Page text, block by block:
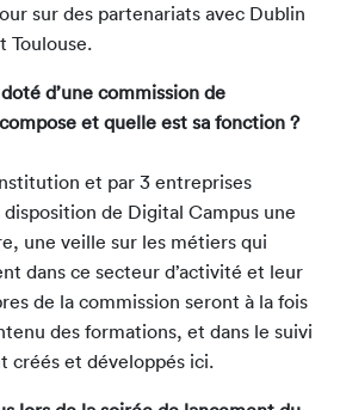
sur des partenariats avec Dublin
Toulouse.
d’une commission de
et quelle est sa fonction ?
et par 3 entreprises
de Digital Campus une
une veille sur les métiers qui
dans ce secteur d’activité et leur
de la commission seront à la fois
des formations, et dans le suivi
créés et développés ici.